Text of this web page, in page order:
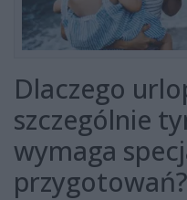
Dlaczego
szczególnie
wymaga
przygotowań?